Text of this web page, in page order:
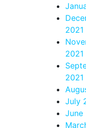
2021
2021
2021
July
June